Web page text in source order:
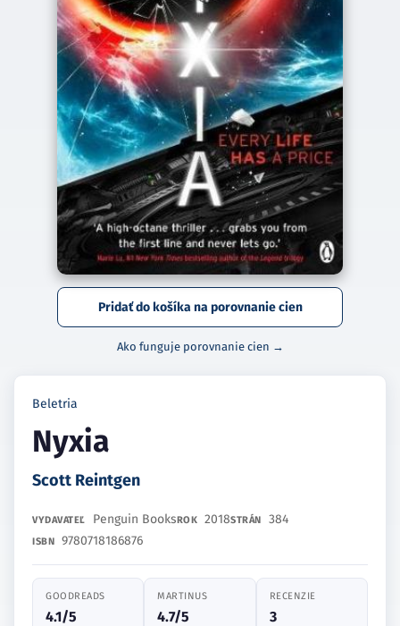
Pridať do košíka na porovnanie cien
Ako funguje porovnanie cien →
Beletria
Nyxia
Scott Reintgen
VYDAVATEĽ Penguin BooksROK 2018STRÁN 384
ISBN 9780718186876
GOODREADS
4.1/5
MARTINUS
4.7/5
RECENZIE
3